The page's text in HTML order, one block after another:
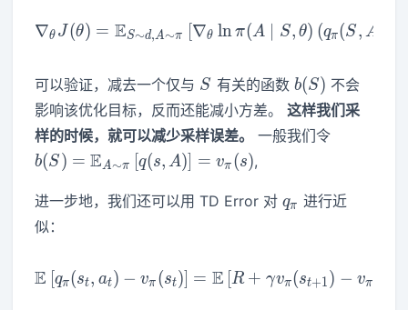
\nabla_\theta J(\theta)
∇θ J (θ) = ES∼d,A∼π ∇θ lnπ(A S, θ) (qπ(S, A
可以验证，减去一个仅与 S
S 有关的函数 b(S)
b(S) 不会
影响该优化目标，反而还能减小方差。这样我们采
样的时候，就可以减少采样误差。
一般我们令
b(S ) = EA∼π [q(s, A) = vπ (s),
进一步地，我们还可以用 TD Error 对q_\pi
qπ 进行近
似：
E qπ(st, at ) − vπ (st ) = E R + γvπ(st+1 ) − vπ